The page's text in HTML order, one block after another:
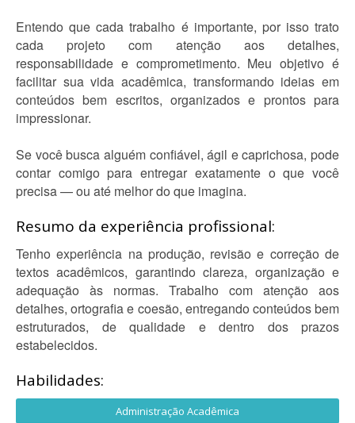
Entendo que cada trabalho é importante, por isso trato
cada projeto com atenção aos detalhes,
responsabilidade e comprometimento. Meu objetivo é
facilitar sua vida acadêmica, transformando ideias em
conteúdos bem escritos, organizados e prontos para
impressionar.
Se você busca alguém confiável, ágil e caprichosa, pode
contar comigo para entregar exatamente o que você
precisa — ou até melhor do que imagina.
Resumo da experiência profissional:
Tenho experiência na produção, revisão e correção de
textos acadêmicos, garantindo clareza, organização e
adequação às normas. Trabalho com atenção aos
detalhes, ortografia e coesão, entregando conteúdos bem
estruturados, de qualidade e dentro dos prazos
estabelecidos.
Habilidades:
Administração Acadêmica